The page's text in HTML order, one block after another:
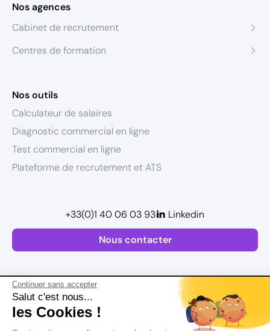
Continuer sans accepter
Salut c'est nous...
les Cookies !
Nos agences
Cabinet de recrutement
Centres de formation
Nos outils
Calculateur de salaires
Diagnostic commercial en ligne
Test commercial en ligne
Plateforme de recrutement et ATS
Nous contacter
+33(0)1 40 06 03 93 Linkedin